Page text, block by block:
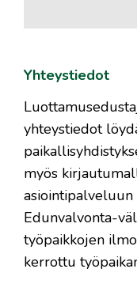
Yhteystiedot
yhteystiedot
myös
asiointipalveluun
Edunvalvonta-
työpaikkojen
kerrottu